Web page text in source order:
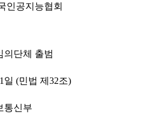
인공지능협회
의단체 출범
일 (민법 제32조)
통신부